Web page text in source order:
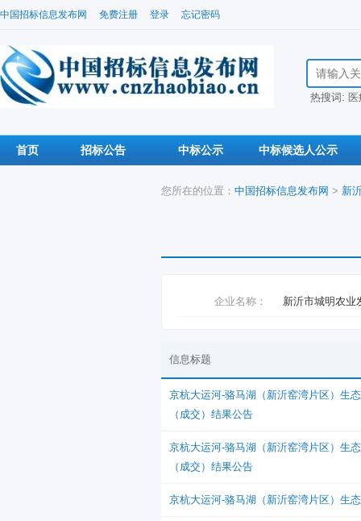
中国招标信息发布网 免费注册 登录 忘记密码
搜索招标信
热搜词:
首页 招标公告 中标公示 中标候选人公示
您所在的位置： 中国招标信息发布网 > 新
企业名称： 新沂市城明农业
信息标题
京杭大运河-骆马湖（新沂窑湾片区）生
（成交）结果公告
京杭大运河-骆马湖（新沂窑湾片区）生
（成交）结果公告
京杭大运河-骆马湖（新沂窑湾片区）生